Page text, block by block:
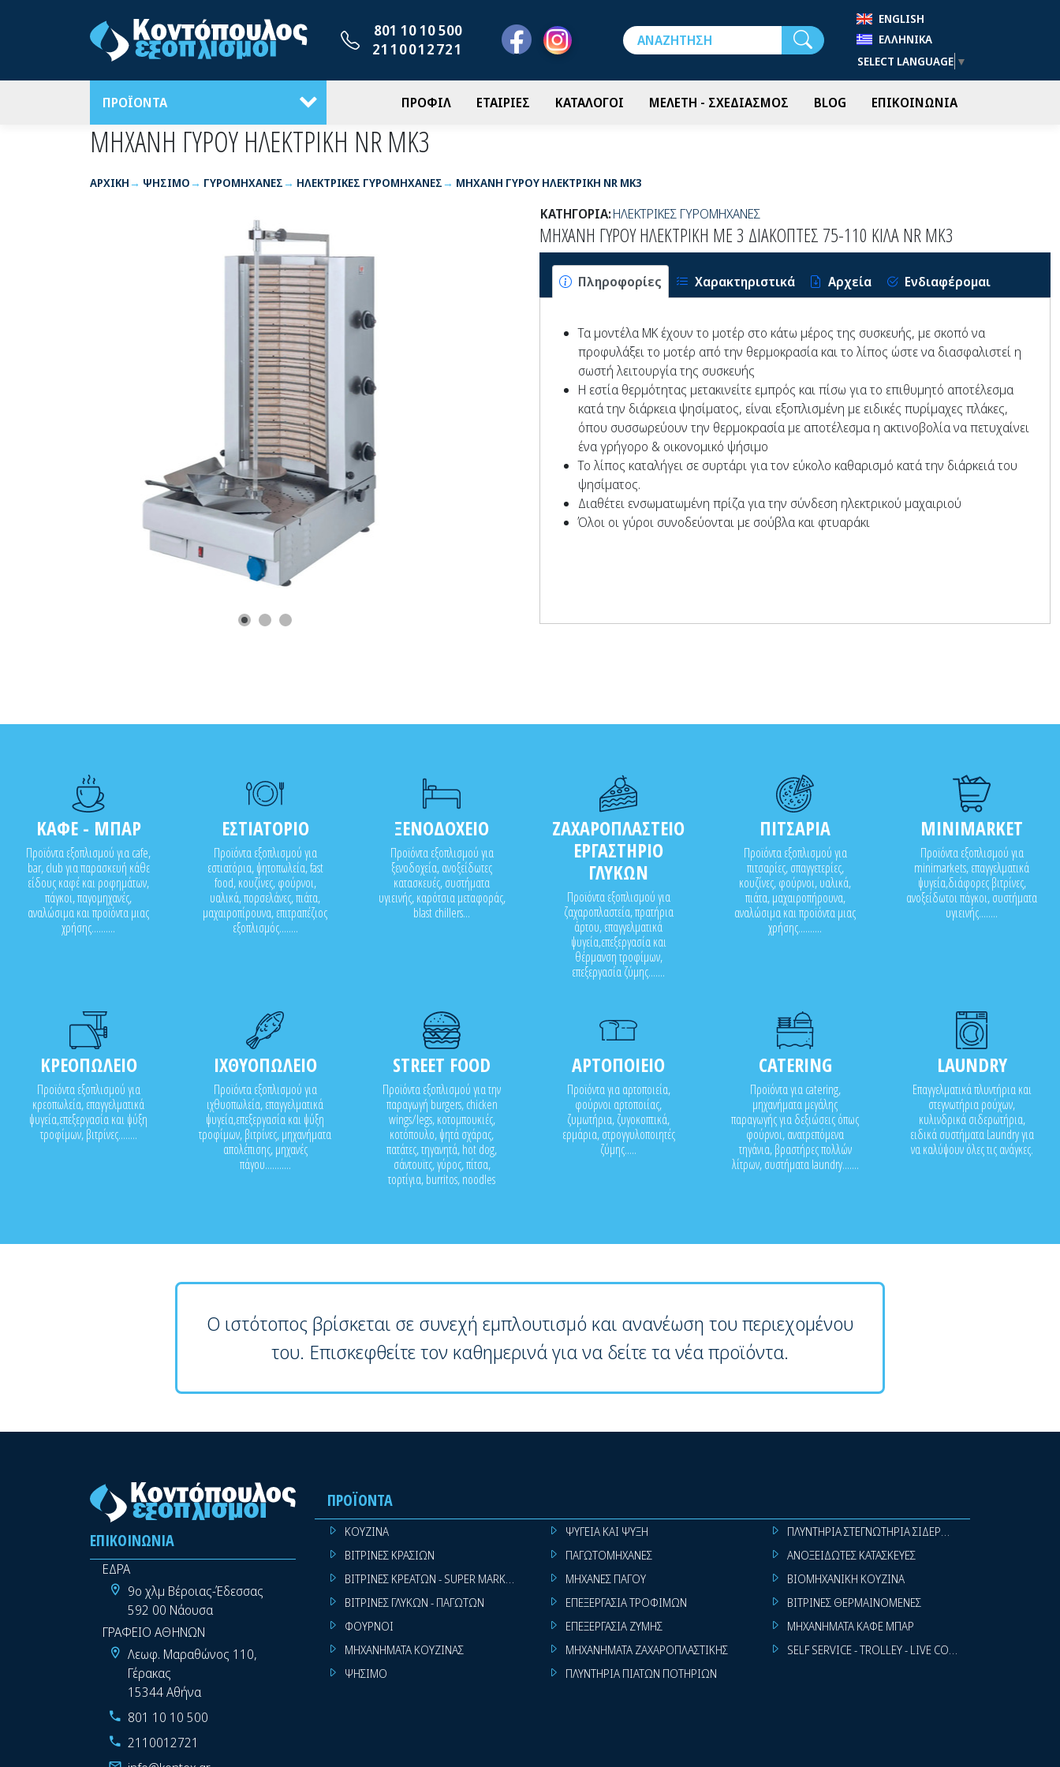
801 10 10 500
2110012721
ENGLISH
ΕΛΛΗΝΙΚΆ
SELECT LANGUAGE ▼
ΠΡΟΪΟΝΤΑ ΠΡΟΦΙΛ ΕΤΑΙΡΙΕΣ ΚΑΤΑΛΟΓΟΙ ΜΕΛΕΤΗ - ΣΧΕΔΙΑΣΜΟΣ BLOG ΕΠΙΚΟΙΝΩΝΙΑ
ΜΗΧΑΝΗ ΓΥΡΟΥ ΗΛΕΚΤΡΙΚΗ NR MK3
ΑΡΧΙΚΉ ΨΗΣΙΜΟ ΓΥΡΟΜΗΧΑΝΕΣ ΗΛΕΚΤΡΙΚΕΣ ΓΥΡΟΜΗΧΑΝΕΣ ΜΗΧΑΝΗ ΓΥΡΟΥ ΗΛΕΚΤΡΙΚΗ NR MK3
ΚΑΤΗΓΟΡΙΑ:ΗΛΕΚΤΡΙΚΕΣ ΓΥΡΟΜΗΧΑΝΕΣ
ΜΗΧΑΝΗ ΓΥΡΟΥ ΗΛΕΚΤΡΙΚΗ ΜΕ 3 ΔΙΑΚΟΠΤΕΣ 75-110 ΚΙΛΑ NR MK3
Πληροφορίες Χαρακτηριστικά Αρχεία Ενδιαφέρομαι
Τα μοντέλα ΜΚ έχουν το μοτέρ στο κάτω μέρος της συσκευής, με σκοπό να
προφυλάξει το μοτέρ από την θερμοκρασία και το λίπος ώστε να διασφαλιστεί η
σωστή λειτουργία της συσκευής
Η εστία θερμότητας μετακινείτε εμπρός και πίσω για το επιθυμητό αποτέλεσμα
κατά την διάρκεια ψησίματος, είναι εξοπλισμένη με ειδικές πυρίμαχες πλάκες,
όπου συσσωρεύουν την θερμοκρασία με αποτέλεσμα η ακτινοβολία να πετυχαίνει
ένα γρήγορο & οικονομικό ψήσιμο
Το λίπος καταλήγει σε συρτάρι για τον εύκολο καθαρισμό κατά την διάρκειά του
ψησίματος.
Διαθέτει ενσωματωμένη πρίζα για την σύνδεση ηλεκτρικού μαχαιριού
Όλοι οι γύροι συνοδεύονται με σούβλα και φτυαράκι
ΚΑΦΕ - ΜΠΑΡ
Προϊόντα εξοπλισμού για cafe,
bar, club για παρασκευή κάθε
είδους καφέ και ροφημάτων,
πάγκοι, παγομηχανές,
αναλώσιμα και προϊόντα μιας
χρήσης..........
ΕΣΤΙΑΤΟΡΙΟ
Προϊόντα εξοπλισμού για
εστιατόρια, ψητοπωλεία, fast
food, κουζίνες, φούρνοι,
υαλικά, πορσελάνες, πιάτα,
μαχαιροπίρουνα, επιτραπέζιος
εξοπλισμός........
ΞΕΝΟΔΟΧΕΙΟ
Προϊόντα εξοπλισμού για
ξενοδοχεία, ανοξείδωτες
κατασκευές, συστήματα
υγιεινής, καρότσια μεταφοράς,
blast chillers...
ΖΑΧΑΡΟΠΛΑΣΤΕΙΟ
ΕΡΓΑΣΤΗΡΙΟ
ΓΛΥΚΩΝ
Προϊόντα εξοπλισμού για
ζαχαροπλαστεία, πρατήρια
άρτου, επαγγελματικά
ψυγεία,επεξεργασία και
θέρμανση τροφίμων,
επεξεργασία ζύμης.......
ΠΙΤΣΑΡΙΑ
Προϊόντα εξοπλισμού για
πιτσαρίες, σπαγγετερίες,
κουζίνες, φούρνοι, υαλικά,
πιάτα, μαχαιροπήρουνα,
αναλώσιμα και προϊόντα μιας
χρήσης..........
MINIMARKET
Προϊόντα εξοπλισμού για
minimarkets, επαγγελματικά
ψυγεία,διάφορες βιτρίνες,
ανοξείδωτοι πάγκοι, συστήματα
υγιεινής........
ΚΡΕΟΠΩΛΕΙΟ
Προϊόντα εξοπλισμού για
κρεοπωλεία, επαγγελματικά
ψυγεία,επεξεργασία και ψύξη
τροφίμων, βιτρίνες........
ΙΧΘΥΟΠΩΛΕΙΟ
Προϊόντα εξοπλισμού για
ιχθυοπωλεία, επαγγελματικά
ψυγεία,επεξεργασία και ψύξη
τροφίμων, βιτρίνες, μηχανήματα
απολέπισης, μηχανές
πάγου...........
STREET FOOD
Προϊόντα εξοπλισμού για την
παραγωγή burgers, chicken
wings/legs, κοτομπουκιές,
κοτόπουλο, ψητά σχάρας,
πατάτες, τηγανητά, hot dog,
σάντουϊτς, γύρος, πίτσα,
τορτίγια, burritos, noodles
ΑΡΤΟΠΟΙΕΙΟ
Προϊόντα για αρτοποιεία,
φούρνοι αρτοποιίας,
ζυμωτήρια, ζυγοκοπτικά,
ερμάρια, στρογγυλοποιητές
ζύμης.....
CATERING
Προϊόντα για catering,
μηχανήματα μεγάλης
παραγωγής για δεξιώσεις όπως
φούρνοι, ανατρεπόμενα
τηγάνια, βραστήρες πολλών
λίτρων, συστήματα laundry.......
LAUNDRY
Επαγγελματικά πλυντήρια και
στεγνωτήρια ρούχων,
κυλινδρικά σιδερωτήρια,
ειδικά συστήματα Laundry για
να καλύψουν όλες τις ανάγκες.
Ο ιστότοπος βρίσκεται σε συνεχή εμπλουτισμό και ανανέωση του περιεχομένου
του. Επισκεφθείτε τον καθημερινά για να δείτε τα νέα προϊόντα.
ΕΠΙΚΟΙΝΩΝΊΑ
ΕΔΡΑ
9ο χλμ Βέροιας-Έδεσσας
592 00 Νάουσα
ΓΡΑΦΕΙΟ ΑΘΗΝΩΝ
Λεωφ. Μαραθώνος 110,
Γέρακας
15344 Αθήνα
801 10 10 500
2110012721
ΠΡΟΪΌΝΤΑ
ΚΟΥΖΙΝΑ
ΒΙΤΡΙΝΕΣ ΚΡΑΣΙΩΝ
ΒΙΤΡΙΝΕΣ ΚΡΕΑΤΩΝ - SUPER MARKET
ΒΙΤΡΙΝΕΣ ΓΛΥΚΩΝ - ΠΑΓΩΤΩΝ
ΦΟΥΡΝΟΙ
ΜΗΧΑΝΗΜΑΤΑ ΚΟΥΖΙΝΑΣ
ΨΗΣΙΜΟ
ΨΥΓΕΙΑ ΚΑΙ ΨΥΞΗ
ΠΑΓΩΤΟΜΗΧΑΝΕΣ
ΜΗΧΑΝΕΣ ΠΑΓΟΥ
ΕΠΕΞΕΡΓΑΣΙΑ ΤΡΟΦΙΜΩΝ
ΕΠΕΞΕΡΓΑΣΙΑ ΖΥΜΗΣ
ΜΗΧΑΝΗΜΑΤΑ ΖΑΧΑΡΟΠΛΑΣΤΙΚΗΣ
ΠΛΥΝΤΗΡΙΑ ΠΙΑΤΩΝ ΠΟΤΗΡΙΩΝ
ΠΛΥΝΤΗΡΙΑ ΣΤΕΓΝΩΤΗΡΙΑ ΣΙΔΕΡΩΤΗΡΙΑ ΡΟΥΧΩΝ
ΑΝΟΞΕΙΔΩΤΕΣ ΚΑΤΑΣΚΕΥΕΣ
ΒΙΟΜΗΧΑΝΙΚΗ ΚΟΥΖΙΝΑ
ΒΙΤΡΙΝΕΣ ΘΕΡΜΑΙΝΟΜΕΝΕΣ
ΜΗΧΑΝΗΜΑΤΑ ΚΑΦΕ ΜΠΑΡ
SELF SERVICE - TROLLEY - LIVE COOKING